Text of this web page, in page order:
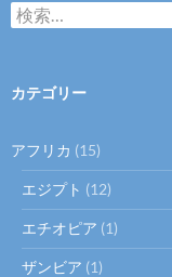
検
索:
カテゴリー
アフリカ (15)
エジプト (12)
エチオピア (1)
ザンビア (1)